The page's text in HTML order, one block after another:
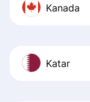
Kanada
Katar